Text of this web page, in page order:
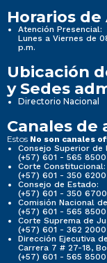
Horarios
Atención Presencial:
Lunes a Viernes de
p.m.
Ubicación
y Sedes
Directorio Nacional
Canales de
Estos No son canales
Consejo Superior de
(+57) 601 - 565 8500
Corte Constitucional:
(+57) 601 - 350 6200
Consejo de Estado:
(+57) 601 - 350 6700
Comisión Nacional
(+57) 601 - 565 8500
Corte Suprema de
(+57) 601 - 362 2000
Dirección Ejecutiva
Carrera 7 # 27-18,
(+57) 601 - 565 8500